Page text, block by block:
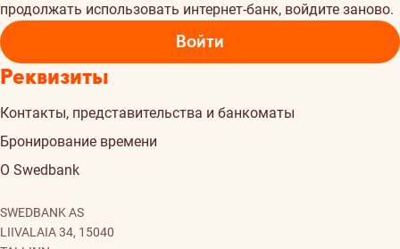
продолжать использовать интернет-банк, войдите заново.
Войти
Реквизиты
Контакты, представительства и банкоматы
Бронирование времени
О Swedbank
SWEDBANK AS
LIIVALAIA 34, 15040